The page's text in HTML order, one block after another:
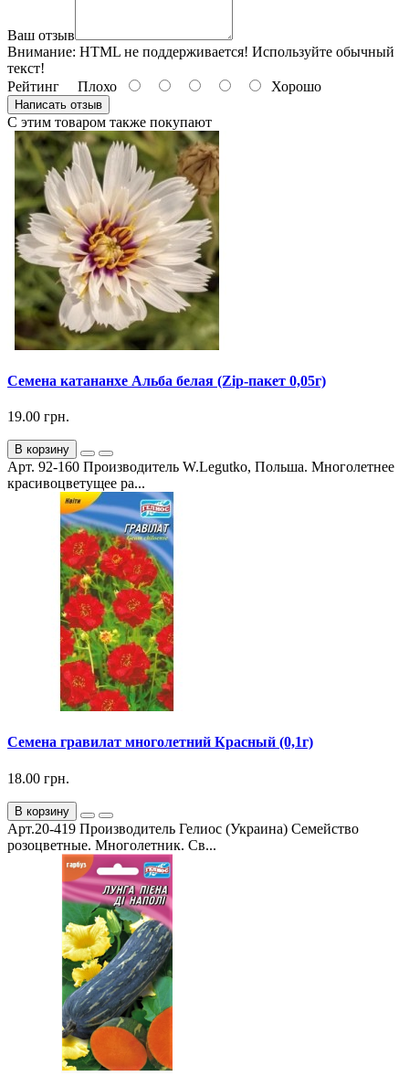
Ваш отзыв
Внимание: HTML не поддерживается! Используйте обычный
текст!
Рейтинг Плохо Хорошо
Написать отзыв
С этим товаром также покупают
Семена катананхе Альба белая (Zip-пакет 0,05г)
19.00 грн.
В корзину
Арт. 92-160 Производитель W.Legutko, Польша. Многолетнее
красивоцветущее ра...
Семена гравилат многолетний Красный (0,1г)
18.00 грн.
В корзину
Арт.20-419 Производитель Гелиос (Украина) Семейство
розоцветные. Многолетник. Св...